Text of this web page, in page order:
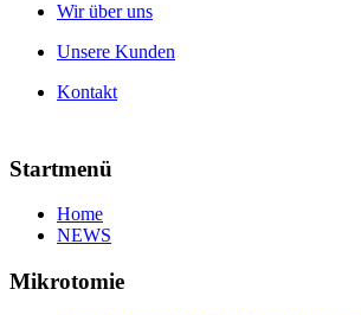
Wir über uns
Unsere Kunden
Kontakt
Startmenü
Home
NEWS
Mikrotomie